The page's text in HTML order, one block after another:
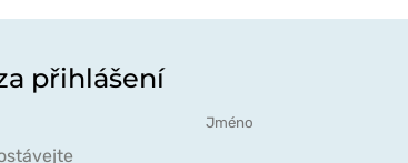
přihlášení